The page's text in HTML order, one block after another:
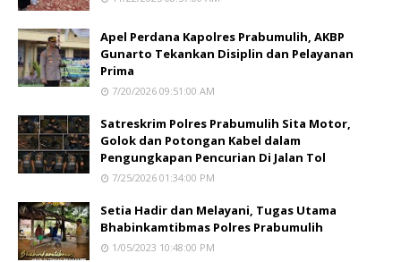
Apel Perdana Kapolres Prabumulih, AKBP
Gunarto Tekankan Disiplin dan Pelayanan
Prima
7/20/2026 09:51:00 AM
Satreskrim Polres Prabumulih Sita Motor,
Golok dan Potongan Kabel dalam
Pengungkapan Pencurian Di Jalan Tol
7/25/2026 01:34:00 PM
Setia Hadir dan Melayani, Tugas Utama
Bhabinkamtibmas Polres Prabumulih
1/05/2023 10:48:00 PM